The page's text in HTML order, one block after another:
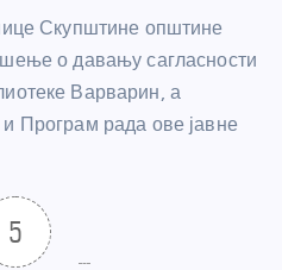
Скупштине општине
о давању сагласности
Варварин, а
Програм рада ове јавне
5